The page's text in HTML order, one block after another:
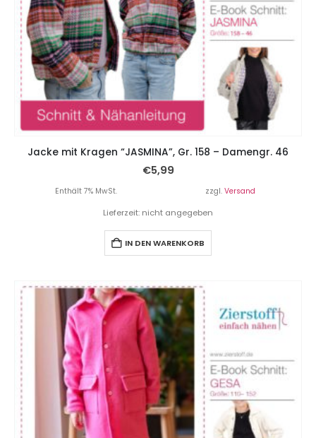
Jacke mit Kragen “JASMINA”, Gr. 158 – Damengr. 46
€5,99
Enthält 7% MwSt. zzgl. Versand
Lieferzeit: nicht angegeben
IN DEN WARENKORB